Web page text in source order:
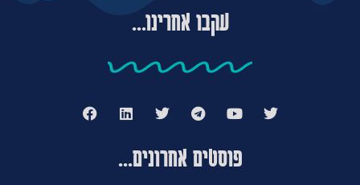
עקבו אחרינו...
פוסטים אחרונים...